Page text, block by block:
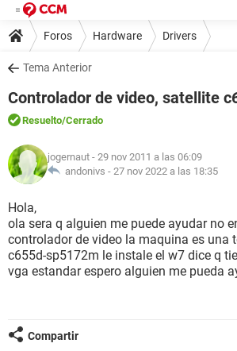
Foros Hardware Drivers
Tema Anterior
Controlador de video, satellite
Resuelto/Cerrado
jogernaut - 29 nov 2011 a las 06:09
andonivs - 27 nov 2022 a las 18:35
Hola,
ola sera q alguien me puede ayudar no
controlador de video la maquina es una
c655d-sp5172m le instale el w7 dice q
vga estandar espero alguien me pueda
Compartir